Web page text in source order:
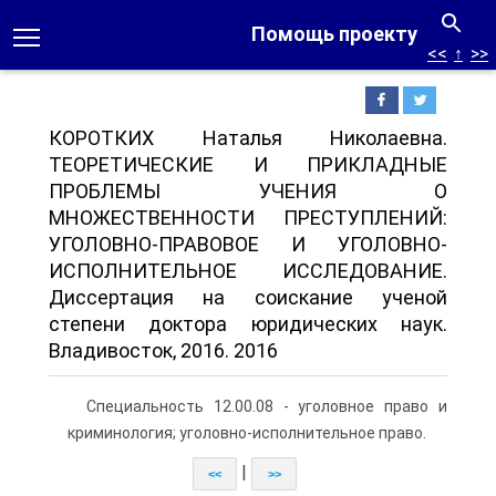
Помощь проекту
<< ↑ >>
КОРОТКИХ Наталья Николаевна.
ТЕОРЕТИЧЕСКИЕ И ПРИКЛАДНЫЕ
ПРОБЛЕМЫ УЧЕНИЯ О
МНОЖЕСТВЕННОСТИ ПРЕСТУПЛЕНИЙ:
УГОЛОВНО-ПРАВОВОЕ И УГОЛОВНО-
ИСПОЛНИТЕЛЬНОЕ ИССЛЕДОВАНИЕ.
Диссертация на соискание ученой
степени доктора юридических наук.
Владивосток, 2016. 2016
Специальность 12.00.08 - уголовное право и
криминология; уголовно-исполнительное право.
<< >>